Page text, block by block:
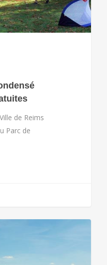
de Reims
Parc de